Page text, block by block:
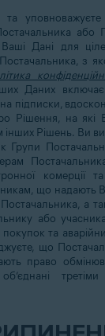
уповноважуєте
або
Ваші Дані для
Постачальника, з
Даних
підписки,
Рішення, на які
Рішень. Ви
Групи
комерції
що надають
Постачальника, а
або
та
що
право